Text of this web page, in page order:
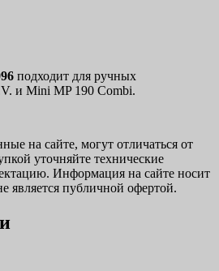
подходит для ручных
и Mini MP 190 Combi.
на сайте, могут отличаться от
уточняйте технические
Информация на сайте носит
является публичной офертой.